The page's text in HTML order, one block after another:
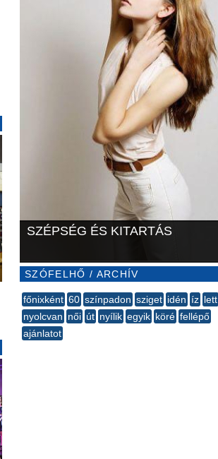
SZÉPSÉG ÉS KITARTÁS
SZÓFELHŐ / ARCHÍV
főnixként 60 színpadon sziget idén íz lett
nyolcvan női út nyílik egyik köré fellépő
ajánlatot